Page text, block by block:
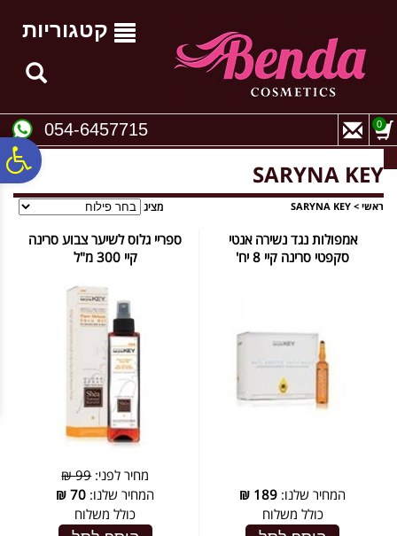
נגישות
קטגוריות
054-6457715 0
SARYNA KEY
ראשי >
SARYNA KEY מציג
אמפולות נגד נשירה אנטי
סקפטי סרינה קיי 8 יח'
המחיר שלנו: 189
₪
כולל משלוח
ספריי גלוס לשיער צבוע סרינה
קיי 300 מ"ל
מחיר לפני:99 ₪
המחיר שלנו: 70
₪
כולל משלוח